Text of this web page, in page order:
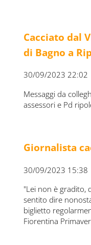
Cacciato dal
di Bagno a
30/09/2023 22:02
Messaggi da
assessori e Pd
Giornalista
30/09/2023 15:38
"Lei non è gradito,
sentito dire
biglietto
Fiorentina